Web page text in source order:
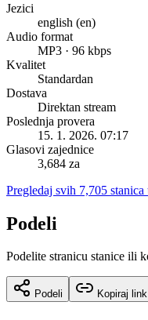
Jezici
english (en)
Audio format
MP3 · 96 kbps
Kvalitet
Standardan
Dostava
Direktan stream
Poslednja provera
15. 1. 2026. 07:17
Glasovi zajednice
3,684 za
Pregledaj svih 7,705
Podeli
Podelite stranicu stanice ili
Podeli Kopiraj link